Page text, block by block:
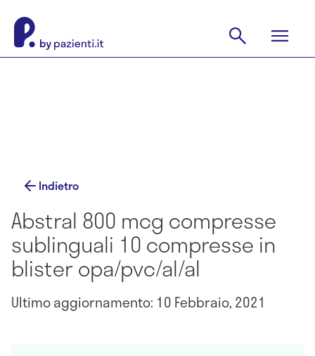
Indietro
Abstral 800 mcg compresse
sublinguali 10 compresse in
blister opa/pvc/al/al
Ultimo aggiornamento: 10 Febbraio, 2021